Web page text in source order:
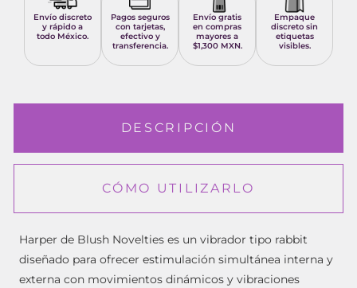
Envío discreto
y rápido a
todo México.
Pagos seguros
con tarjetas,
efectivo y
transferencia.
Envío gratis
en compras
mayores a
$1,300 MXN.
Empaque
discreto sin
etiquetas
visibles.
DESCRIPCIÓN
CÓMO UTILIZARLO
Harper de Blush Novelties es un vibrador tipo rabbit
diseñado para ofrecer estimulación simultánea interna y
externa con movimientos dinámicos y vibraciones